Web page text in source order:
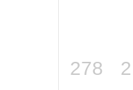
278 2